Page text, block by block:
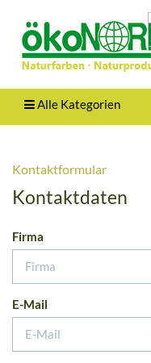
Alle Kategorien
Kontaktformular
Kontaktdaten
Firma
E-Mail